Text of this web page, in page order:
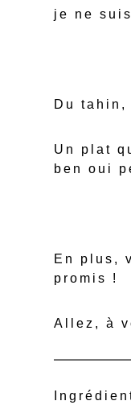
je ne
Du tahin,
Un plat
ben oui
En plus,
promis !
Allez, à